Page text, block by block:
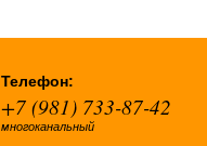
Телефон:
+7 (981) 733-87-42
многоканальный